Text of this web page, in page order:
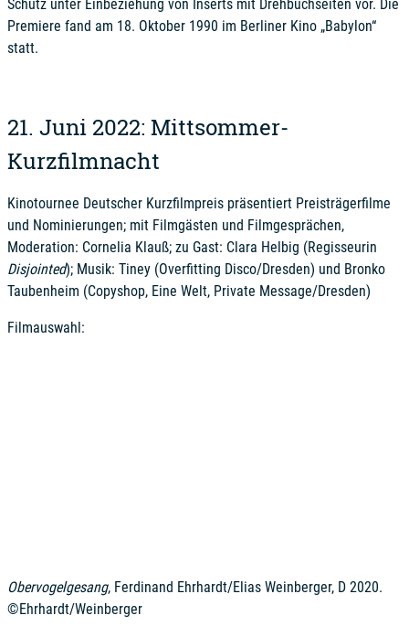
Schütz unter Einbeziehung von Inserts mit Drehbuchseiten vor. Die
Premiere fand am 18. Oktober 1990 im Berliner Kino „Babylon“
statt.
21. Juni 2022: Mittsommer-
Kurzfilmnacht
Kinotournee Deutscher Kurzfilmpreis präsentiert Preisträgerfilme
und Nominierungen; mit Filmgästen und Filmgesprächen,
Moderation: Cornelia Klauß; zu Gast: Clara Helbig (Regisseurin
Disjointed); Musik: Tiney (Overfitting Disco/Dresden) und Bronko
Taubenheim (Copyshop, Eine Welt, Private Message/Dresden)
Filmauswahl:
Obervogelgesang, Ferdinand Ehrhardt/Elias Weinberger, D 2020.
©Ehrhardt/Weinberger